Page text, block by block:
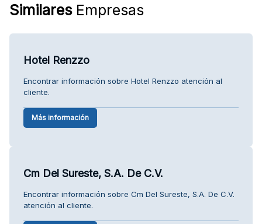
SimilaresEmpresas
Hotel Renzzo
Encontrar información sobre Hotel Renzzo atención al
cliente.
Más información
Cm Del Sureste, S.A. De C.V.
Encontrar información sobre Cm Del Sureste, S.A. De C.V.
atención al cliente.